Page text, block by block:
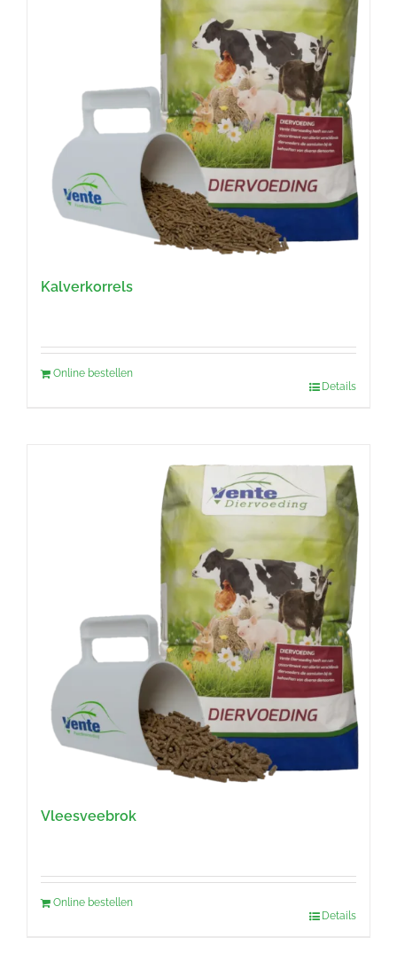
Kalverkorrels
Online bestellen
Details
Vleesveebrok
Online bestellen
Details